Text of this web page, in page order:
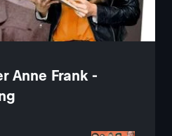
Anne Frank -